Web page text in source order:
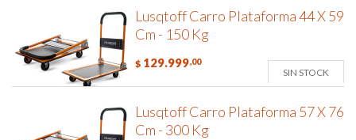
Lusqtoff Carro Plataforma 44 X 59
Cm - 150 Kg
$ 129.999,00
SIN STOCK
Lusqtoff Carro Plataforma 57 X 76
Cm - 300 Kg